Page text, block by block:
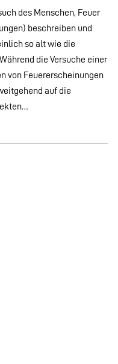
des Menschen, Feuer
beschreiben und
so alt wie die
die Versuche einer
von Feuererscheinungen
auf die